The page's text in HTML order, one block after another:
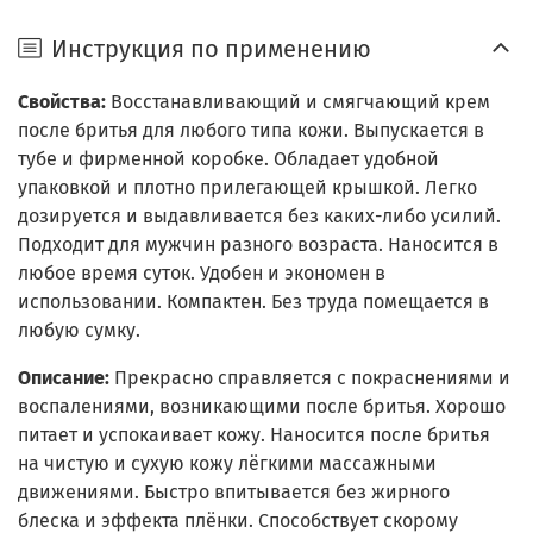
Инструкция по применению
Свойства: Восстанавливающий и смягчающий крем
после бритья для любого типа кожи. Выпускается в
тубе и фирменной коробке. Обладает удобной
упаковкой и плотно прилегающей крышкой. Легко
дозируется и выдавливается без каких-либо усилий.
Подходит для мужчин разного возраста. Наносится в
любое время суток. Удобен и экономен в
использовании. Компактен. Без труда помещается в
любую сумку.
Описание: Прекрасно справляется с покраснениями и
воспалениями, возникающими после бритья. Хорошо
питает и успокаивает кожу. Наносится после бритья
на чистую и сухую кожу лёгкими массажными
движениями. Быстро впитывается без жирного
блеска и эффекта плёнки. Способствует скорому